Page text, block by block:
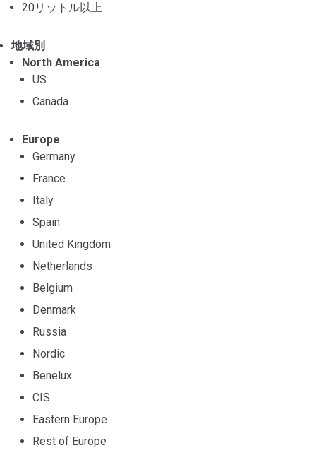
20リットル以上
地域別
North America
US
Canada
Europe
Germany
France
Italy
Spain
United Kingdom
Netherlands
Belgium
Denmark
Russia
Nordic
Benelux
CIS
Eastern Europe
Rest of Europe